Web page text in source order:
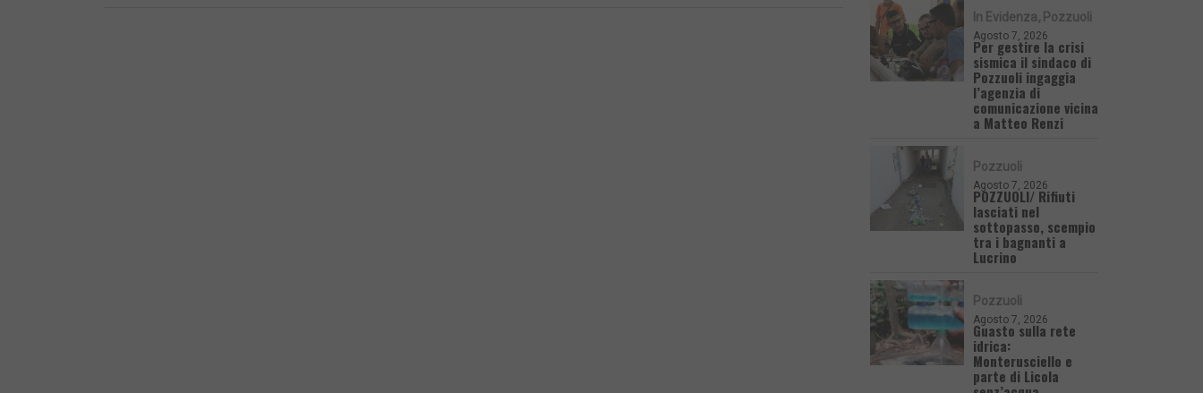
In Evidenza Pozzuoli
Agosto 7, 2026
Per gestire la crisi
sismica il sindaco di
Pozzuoli ingaggia
l’agenzia di
comunicazione vicina
a Matteo Renzi
Pozzuoli
Agosto 7, 2026
POZZUOLI/ Rifiuti
lasciati nel
sottopasso, scempio
tra i bagnanti a
Lucrino
Pozzuoli
Agosto 7, 2026
Guasto sulla rete
idrica:
Monterusciello e
parte di Licola